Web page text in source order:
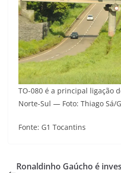
TO-080 é a principal ligação
Norte-Sul — Foto: Thiago Sá/
Fonte: G1 Tocantins
Ronaldinho Gaúcho é